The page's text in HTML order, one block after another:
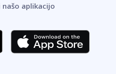
našo aplikacijo